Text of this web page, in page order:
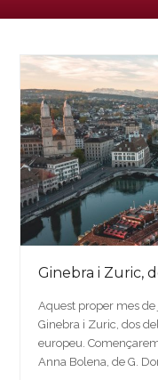
Ginebra i Zuric,
Aquest proper mes
Ginebra i Zuric, dos
europeu.
Anna Bolena, de G.